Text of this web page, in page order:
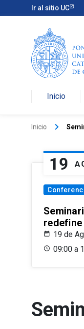
Ir al sitio UC
Inicio
Inicio keyboard_arrow_right
19
19 de
09:00 a